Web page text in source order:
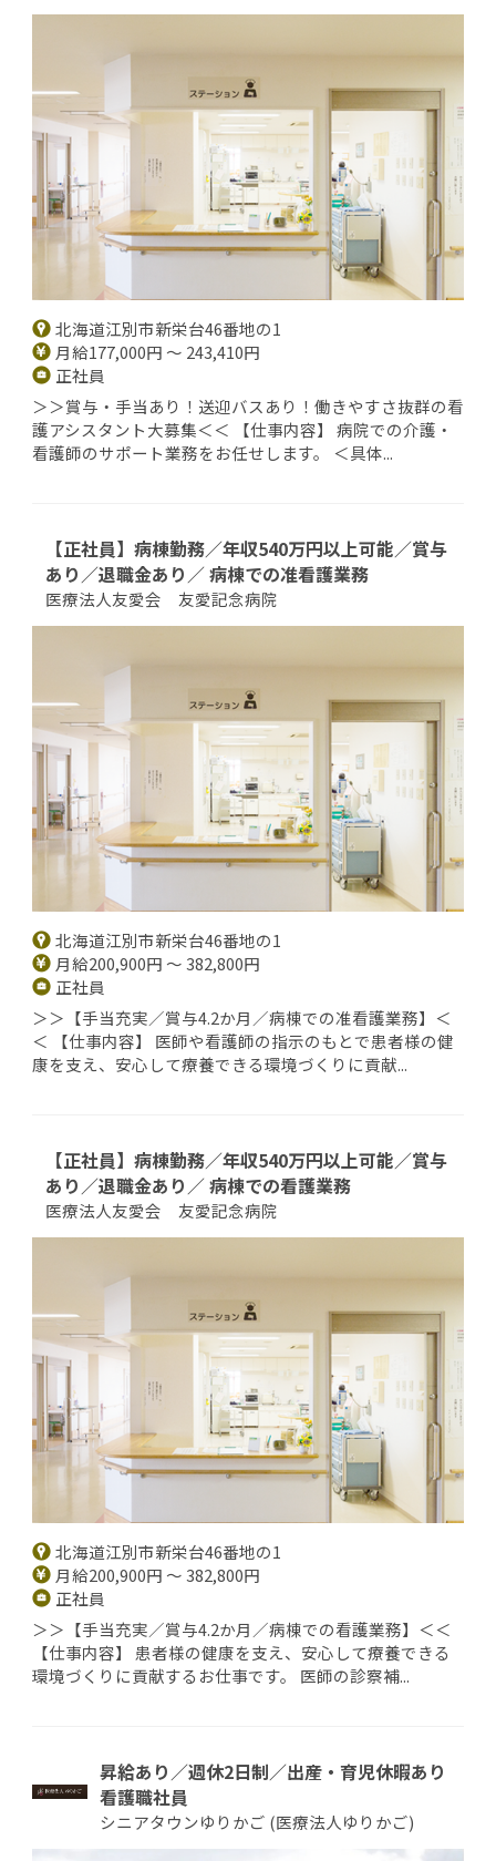
北海道江別市新栄台46番地の1
月給177,000円 ～ 243,410円
正社員
＞＞賞与・手当あり！送迎バスあり！働きやすさ抜群の看
護アシスタント大募集＜＜ 【仕事内容】 病院での介護・
看護師のサポート業務をお任せします。 ＜具体...
【正社員】病棟勤務／年収540万円以上可能／賞与
あり／退職金あり／ 病棟での准看護業務
医療法人友愛会 友愛記念病院
北海道江別市新栄台46番地の1
月給200,900円 ～ 382,800円
正社員
＞＞【手当充実／賞与4.2か月／病棟での准看護業務】＜
＜ 【仕事内容】 医師や看護師の指示のもとで患者様の健
康を支え、安心して療養できる環境づくりに貢献...
【正社員】病棟勤務／年収540万円以上可能／賞与
あり／退職金あり／ 病棟での看護業務
医療法人友愛会 友愛記念病院
北海道江別市新栄台46番地の1
月給200,900円 ～ 382,800円
正社員
＞＞【手当充実／賞与4.2か月／病棟での看護業務】＜＜
【仕事内容】 患者様の健康を支え、安心して療養できる
環境づくりに貢献するお仕事です。 医師の診察補...
昇給あり／週休2日制／出産・育児休暇あり
看護職社員
シニアタウンゆりかご (医療法人ゆりかご)